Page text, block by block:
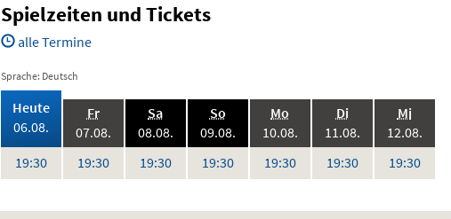
Spielzeiten und Tickets
alle Termine
Sprache: Deutsch
Heute,
06.08. 2026:
19:30Uhr
Fr.,
07.08. 2026:
19:30Uhr
Sa.,
08.08. 2026:
19:30Uhr
So.,
09.08. 2026:
19:30Uhr
Mo
10.08. 2026:
19:30Uhr
Di.,
11.08. 2026:
19:30Uhr
Mi.,
12.08.
19:30Uhr